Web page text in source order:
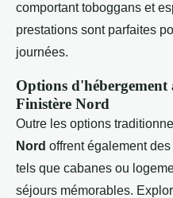
comportant toboggans et
prestations sont parfaites
journées.
Options d'hébergement
Finistère Nord
Outre les options
Nord offrent également des
tels que cabanes ou
séjours mémorables.